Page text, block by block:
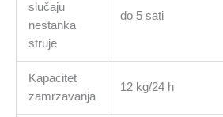
slučaju
nestanka
struje
do 5 sati
Kapacitet
zamrzavanja
12 kg/24 h